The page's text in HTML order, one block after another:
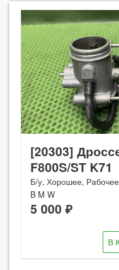
[20303]
F800S/ST K71
Б/у, Хорошее, Рабочее
B M W
5 000 ₽
В